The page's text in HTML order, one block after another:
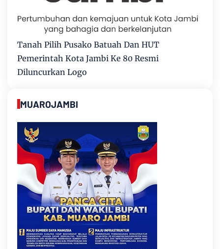
Tanah Pilih Pusako Batuah Dan HUT
Pemerintah Kota Jambi Ke 80 Resmi
Diluncurkan Logo
MUAROJAMBI